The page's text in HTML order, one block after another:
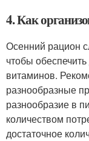
4. Как
Осенний рацион
чтобы
витаминов.
разнообразные
разнообразие в
количеством
достаточное